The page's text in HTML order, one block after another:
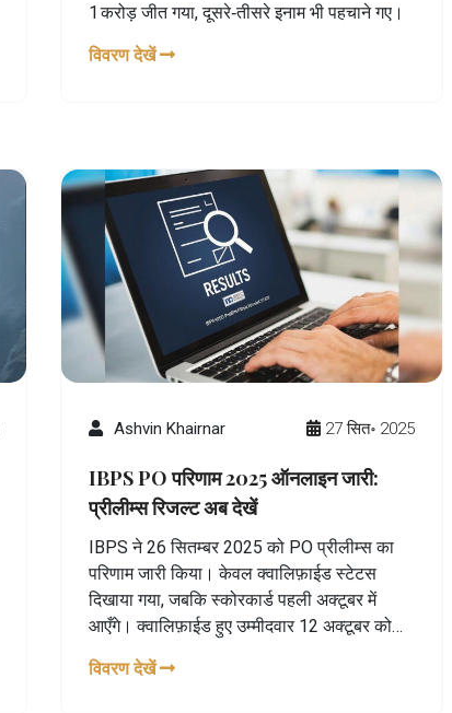
1 करोड़ जीत गया, दूसरे‑तीसरे इनाम भी पहचाने गए।
विवरण देखें
Ashvin Khairnar 27 सित॰ 2025
IBPS PO परिणाम 2025 ऑनलाइन जारी:
प्रीलीम्स रिजल्ट अब देखें
IBPS ने 26 सितम्बर 2025 को PO प्रीलीम्स का
परिणाम जारी किया। केवल क्वालिफ़ाईड स्टेटस
दिखाया गया, जबकि स्कोरकार्ड पहली अक्टूबर में
आएँगे। क्वालिफ़ाईड हुए उम्मीदवार 12 अक्टूबर को
रजिस्ट्रेशन नंबर और पासवर्ड से चेक करें। अंतिम
विवरण देखें